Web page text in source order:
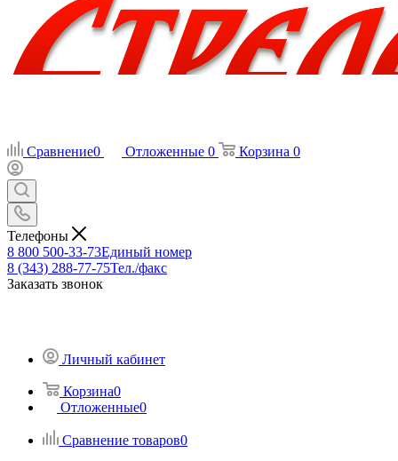
Сравнение0 Отложенные 0 Корзина 0
Телефоны
8 800 500-33-73Единый номер
8 (343) 288-77-75Тел./факс
Заказать звонок
Личный кабинет
Корзина0
Отложенные0
Сравнение товаров0